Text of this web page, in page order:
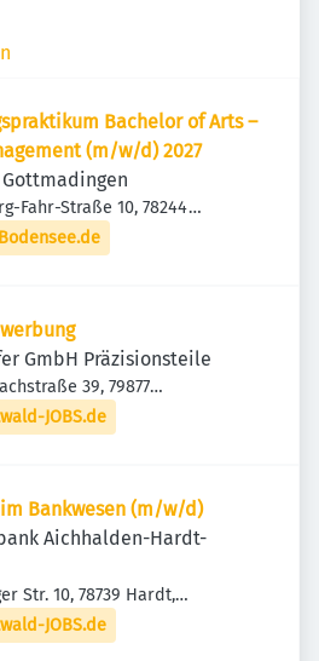
Bachelor of Arts –
(m/w/d) 2027
Fahr-Straße 10, 78244
Deutschland
GmbH Präzisionsteile
39, 79877
Deutschland
JOBS.de
Bankwesen (m/w/d)
Aichhalden-Hardt-
Str. 10, 78739 Hardt,
JOBS.de